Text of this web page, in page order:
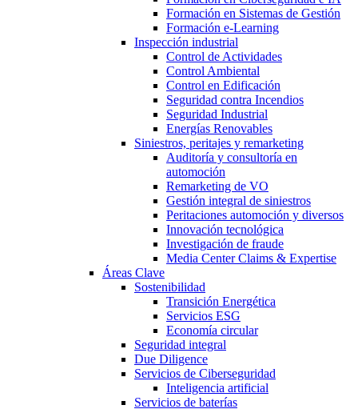
Formación en Sistemas de Gestión
Formación e-Learning
Inspección industrial
Control de Actividades
Control Ambiental
Control en Edificación
Seguridad contra Incendios
Seguridad Industrial
Energías Renovables
Siniestros, peritajes y remarketing
Auditoría y consultoría en
automoción
Remarketing de VO
Gestión integral de siniestros
Peritaciones automoción y diversos
Innovación tecnológica
Investigación de fraude
Media Center Claims & Expertise
Áreas Clave
Sostenibilidad
Transición Energética
Servicios ESG
Economía circular
Seguridad integral
Due Diligence
Servicios de Ciberseguridad
Inteligencia artificial
Servicios de baterías